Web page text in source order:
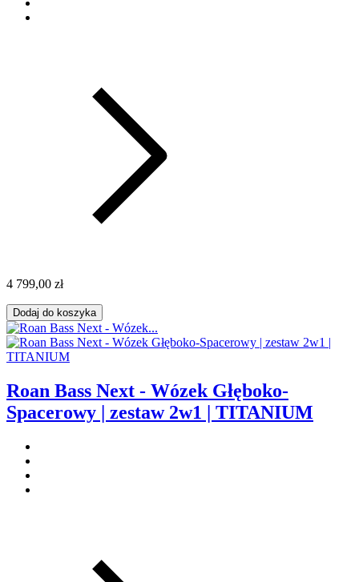
4 799,00 zł
Dodaj do koszyka
Roan Bass Next - Wózek Głęboko-
Spacerowy | zestaw 2w1 | TITANIUM